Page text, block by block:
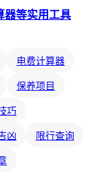
电费计算器
保养项目
巧
凶 限行查询